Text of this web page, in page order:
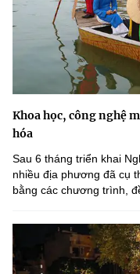
Khoa học, công nghệ
hóa
Sau 6 tháng triển khai
nhiều địa phương đã cụ
bằng các chương trình,